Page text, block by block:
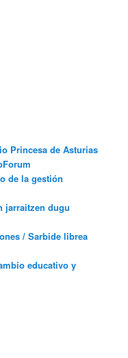
Princesa de Asturias
de la gestión
jarraitzen dugu
/ Sarbide librea
educativo y